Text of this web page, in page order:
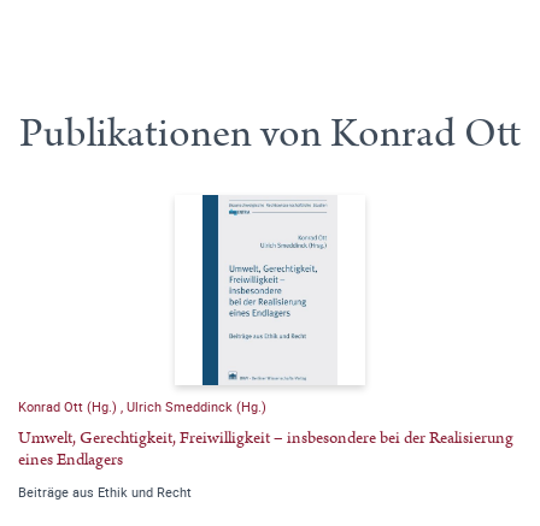
Publikationen von Konrad Ott
Konrad Ott (Hg.) Ulrich Smeddinck (Hg.)
Umwelt, Gerechtigkeit, Freiwilligkeit – insbesondere bei der Realisierung
eines Endlagers
Beiträge aus Ethik und Recht